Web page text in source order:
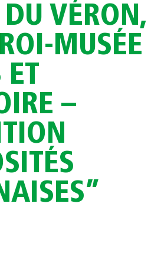
VÉRON,
MUSÉE
ET
–